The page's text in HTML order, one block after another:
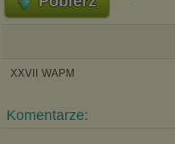
XXVII WAPM
Komentarze: